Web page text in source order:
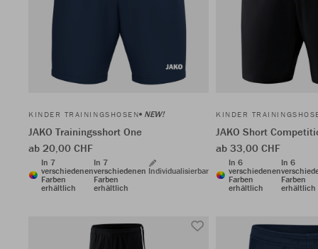
KINDER TRAININGSHOSEN NEW!
JAKO Trainingsshort One
ab 20,00 CHF
In 7
verschiedenen
Farben
erhältlich
In 7
verschiedenen
Farben
erhältlich
Individualisierbar
KINDER
JAKO Short
ab 33,00 CHF
In 6
verschiedenen
Farben
erhältlich
In 6
Farben
erhältlich